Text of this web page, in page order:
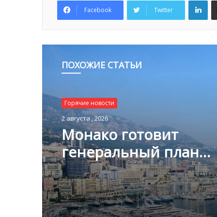
Facebook Twitter
ПОХОЖИЕ СТАТЬИ
Горячие новости
2 августа , 2026
Монако готовит
генеральный план
развития: что
Княжестве
Горячие новости
1 августа , 2026
Благотворительный
Монако помог детям